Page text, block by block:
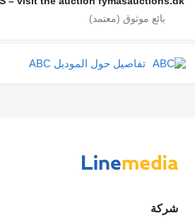
تفاصيل حول الموديل ABC
شركة